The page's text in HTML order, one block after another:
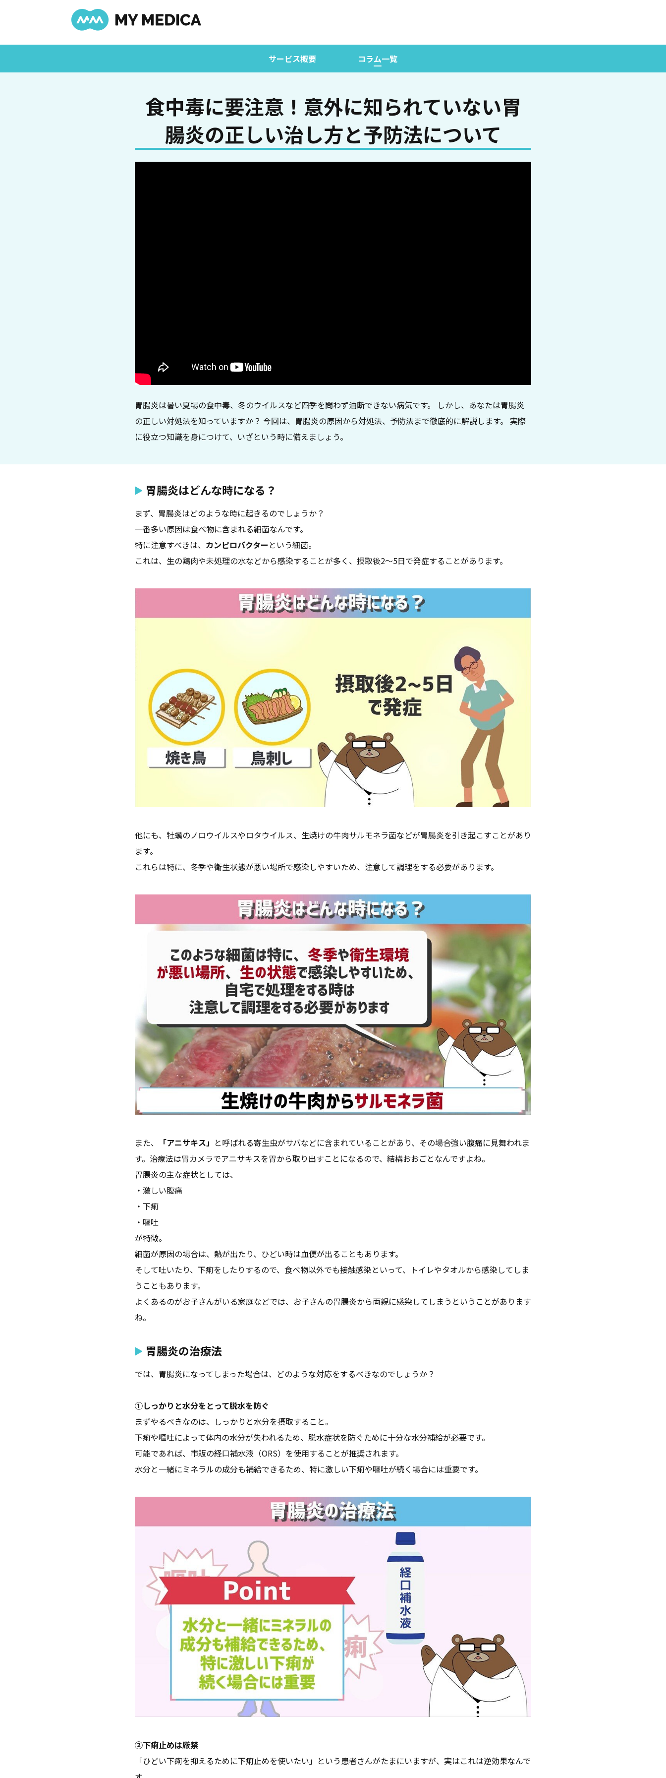
サービス概要 コラム一覧
食中毒に要注意！意外に知られていない胃
腸炎の正しい治し方と予防法について
胃腸炎は暑い夏場の食中毒、冬のウイルスなど四季を問わず油断できない病気です。 しかし、あなたは胃腸炎
の正しい対処法を知っていますか？ 今回は、胃腸炎の原因から対処法、予防法まで徹底的に解説します。 実際
に役立つ知識を身につけて、いざという時に備えましょう。
胃腸炎はどんな時になる？
まず、胃腸炎はどのような時に起きるのでしょうか？
一番多い原因は食べ物に含まれる細菌なんです。
特に注意すべきは、 カンピロバクター という細菌。
これは、生の鶏肉や未処理の水などから感染することが多く、摂取後2〜5日で発症することがあります。
他にも、牡蠣のノロウイルスやロタウイルス、生焼けの牛肉サルモネラ菌などが胃腸炎を引き起こすことがあり
ます。
これらは特に、冬季や衛生状態が悪い場所で感染しやすいため、注意して調理をする必要があります。
また、 「アニサキス」 と呼ばれる寄生虫がサバなどに含まれていることがあり、その場合強い腹痛に見舞われま
す。治療法は胃カメラでアニサキスを胃から取り出すことになるので、結構おおごとなんですよね。
胃腸炎の主な症状としては、
・激しい腹痛
・下痢
・嘔吐
が特徴。
細菌が原因の場合は、熱が出たり、ひどい時は血便が出ることもあります。
そして吐いたり、下痢をしたりするので、食べ物以外でも接触感染といって、トイレやタオルから感染してしま
うこともあります。
よくあるのがお子さんがいる家庭などでは、お子さんの胃腸炎から両親に感染してしまうということがあります
ね。
胃腸炎の治療法
では、胃腸炎になってしまった場合は、どのような対応をするべきなのでしょうか？
①しっかりと水分をとって脱水を防ぐ
まずやるべきなのは、しっかりと水分を摂取すること。
下痢や嘔吐によって体内の水分が失われるため、脱水症状を防ぐために十分な水分補給が必要です。
可能であれば、市販の経口補水液（ORS）を使用することが推奨されます。
水分と一緒にミネラルの成分も補給できるため、特に激しい下痢や嘔吐が続く場合には重要です。
②下痢止めは厳禁
「ひどい下痢を抑えるために下痢止めを使いたい」という患者さんがたまにいますが、実はこれは逆効果なんで